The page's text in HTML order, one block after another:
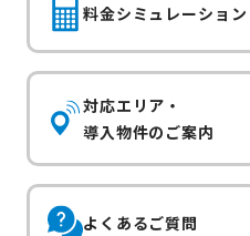
料金シミュレーション
対応エリア・
導入物件のご案内
よくあるご質問